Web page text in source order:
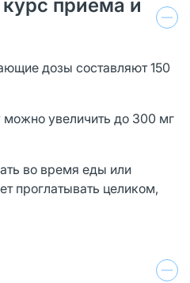
приема и
дозы составляют 150
увеличить до 300 мг
во время еды или
проглатывать целиком,